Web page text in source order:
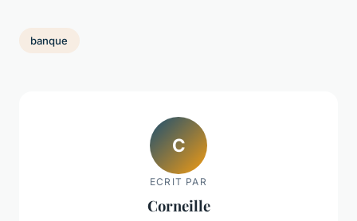
banque
C
ECRIT PAR
Corneille